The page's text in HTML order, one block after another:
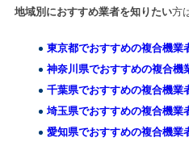
地域別におすすめ業者を知りたい方
東京都でおすすめの複合機業
神奈川県でおすすめの複合機
千葉県でおすすめの複合機業
埼玉県でおすすめの複合機業
愛知県でおすすめの複合機業